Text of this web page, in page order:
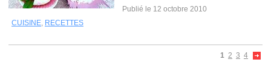
Publié le 12 octobre 2010
CUISINE, RECETTES
1 2 3 4